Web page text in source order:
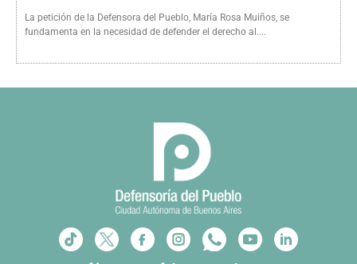
La petición de la Defensora del Pueblo, María Rosa Muiños, se
fundamenta en la necesidad de defender el derecho al....